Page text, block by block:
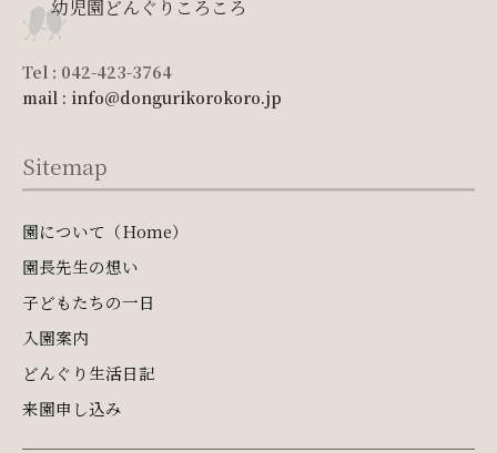
幼児園どんぐりころころ
Tel : 042-423-3764
mail : info@dongurikorokoro.jp
Sitemap
園について（Home）
園長先生の想い
子どもたちの一日
入園案内
どんぐり生活日記
来園申し込み